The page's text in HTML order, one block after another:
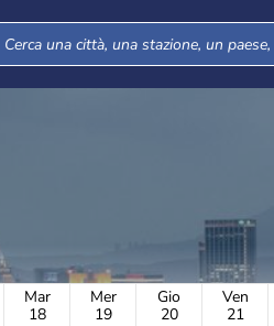
Mar
18
Mer
19
Gio
20
Ven
21